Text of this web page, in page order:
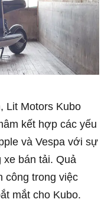
Lit Motors Kubo
kết hợp các yếu
và Vespa với sự
bán tải. Quả
công trong việc
mắt cho Kubo.